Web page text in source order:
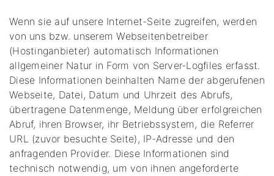
Wenn sie auf unsere Internet-Seite zugreifen, werden
von uns bzw. unserem Webseitenbetreiber
(Hostinganbieter) automatisch Informationen
allgemeiner Natur in Form von Server-Logfiles erfasst.
Diese Informationen beinhalten Name der abgerufenen
Webseite, Datei, Datum und Uhrzeit des Abrufs,
übertragene Datenmenge, Meldung über erfolgreichen
Abruf, ihren Browser, ihr Betriebssystem, die Referrer
URL (zuvor besuchte Seite), IP-Adresse und den
anfragenden Provider. Diese Informationen sind
technisch notwendig, um von ihnen angeforderte